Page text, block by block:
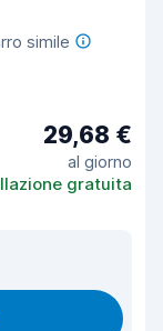
simile
29,68 €
al giorno
gratuita